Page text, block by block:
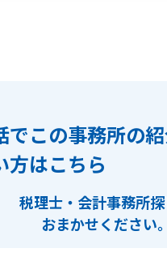
でこの事務所の
方はこちら
税理士・会計事務所
おまかせください。